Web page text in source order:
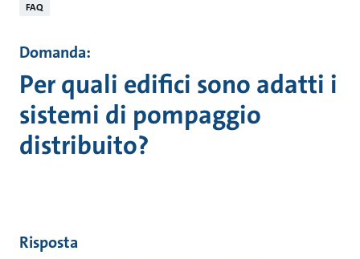
FAQ
Domanda:
Per quali edifici sono adatti i
sistemi di pompaggio
distribuito?
Risposta